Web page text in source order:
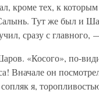
кроме тех, к
Тут же был и
сразу с главного,
«Косого», по-
Вначале он
я,